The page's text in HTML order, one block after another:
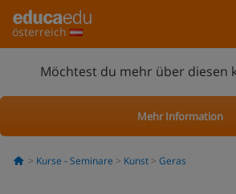
österreich
Möchtest du mehr über diesen
Mehr Information
Kurse - Seminare Kunst Geras